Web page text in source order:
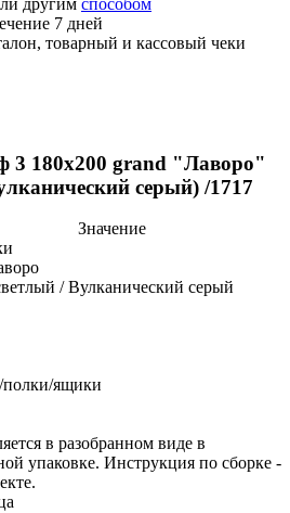
7 дней
товарный и кассовый чеки
grand "Лаворо"
серый) /1717
Значение
/ Вулканический серый
ящики
в разобранном виде в
упаковке. Инструкция по сборке -